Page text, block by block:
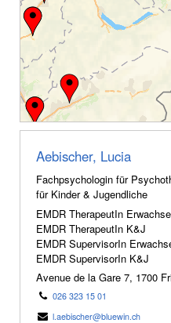
Aebischer, Lucia
Fachpsychologin für
für Kinder & Jugendliche
EMDR TherapeutIn
EMDR TherapeutIn K&J
EMDR SupervisorIn
EMDR SupervisorIn K&J
Avenue de la Gare 7, 1700
026 323 15 01
l.aebischer@bluewin.ch